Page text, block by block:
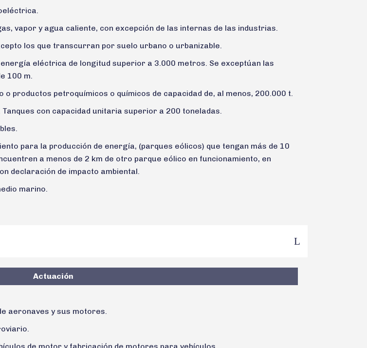
vapor y agua caliente, con excepción de las internas de las industrias.
los que transcurran por suelo urbano o urbanizable.
eléctrica de longitud superior a 3.000 metros. Se exceptúan las
100 m.
productos petroquímicos o químicos de capacidad de, al menos, 200.000 t.
con capacidad unitaria superior a 200 toneladas.
para la producción de energía, (parques eólicos) que tengan más de 10
a menos de 2 km de otro parque eólico en funcionamiento, en
declaración de impacto ambiental.
marino.
Actuación
aeronaves y sus motores.